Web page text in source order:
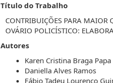
Título do Trabalho
CONTRIBUIÇÕES PARA MAIOR
OVÁRIO POLICÍSTICO:
Autores
Karen Cristina Braga Papa
Daniella Alves Ramos
Fábio Tadeu Lourenço